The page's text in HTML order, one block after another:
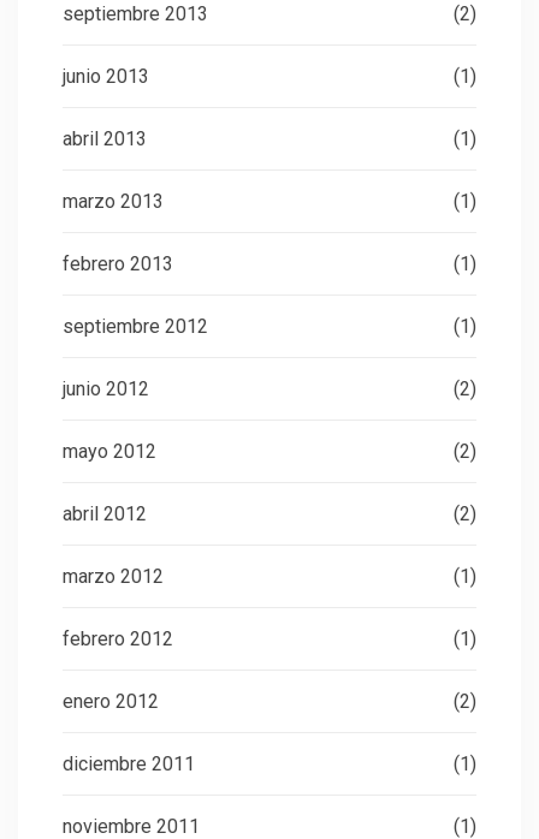
septiembre 2013 (2)
junio 2013 (1)
abril 2013 (1)
marzo 2013 (1)
febrero 2013 (1)
septiembre 2012 (1)
junio 2012 (2)
mayo 2012 (2)
abril 2012 (2)
marzo 2012 (1)
febrero 2012 (1)
enero 2012 (2)
diciembre 2011 (1)
noviembre 2011 (1)